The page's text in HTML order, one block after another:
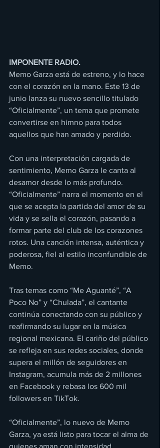
IMPONENTE RADIO.
Memo Garza está de estreno, y lo hace
con el corazón en la mano. Este 13 de
junio lanza su nuevo sencillo titulado
“Oficialmente”, un tema que promete
convertirse en himno para todos
aquellos que han amado y perdido.
Con una interpretación cargada de
sentimiento, Memo Garza le canta al
desamor desde lo más profundo.
“Oficialmente” narra el momento en el
que se acepta la partida del amor de su
vida y se sella el corazón, pasando a
formar parte del club de los corazones
rotos. Una canción intensa, auténtica y
poderosa, fiel al estilo inconfundible de
Memo.
Tras temas como “Me Aguanté”, “A
Poco No” y “Chulada”, el cantante
continúa conectando con su público y
reafirmando su lugar en la música
regional mexicana. El cariño del público
se refleja en sus redes sociales, donde
supera el millón de seguidores en
Instagram, acumula más de 2 millones
en Facebook y rebasa los 600 mil
followers en TikTok.
“Oficialmente”, lo nuevo de Memo
Garza, ya está listo para tocar el alma de
quienes aman con intensidad.